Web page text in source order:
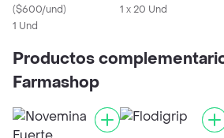
($600/und)
1 Und
1 x 20 Und
Productos
Farmashop